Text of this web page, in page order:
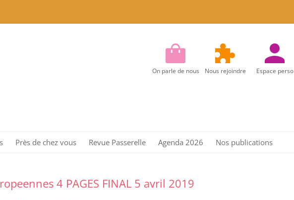
On parle de nous Nous rejoindre Espace perso
au
contenu
Près de chez vous Revue Passerelle Agenda 2026 Nos publications
4 PAGES FINAL 5 avril 2019